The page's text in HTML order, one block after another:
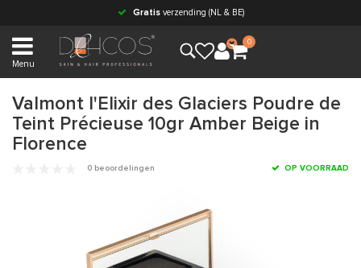
Gratisverzending (NL & BE)
Menu
0
Valmont l'Elixir des Glaciers Poudre de
Teint Précieuse 10gr Amber Beige in
Florence
0 beoordelingen OP VOORRAAD